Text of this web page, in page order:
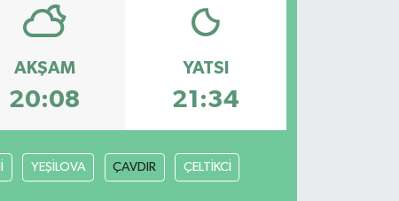
AKŞAM
20:08
YATSI
21:34
YEŞİLOVA ÇAVDIR ÇELTİKCİ